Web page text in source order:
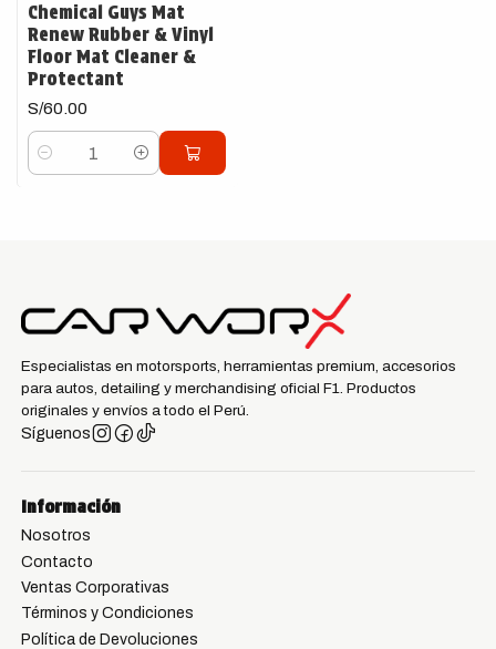
Chemical Guys Mat
Renew Rubber & Vinyl
Floor Mat Cleaner &
Protectant
S/60.00
Cantidad
Especialistas en motorsports, herramientas premium, accesorios
para autos, detailing y merchandising oficial F1. Productos
originales y envíos a todo el Perú.
Síguenos
Información
Nosotros
Contacto
Ventas Corporativas
Términos y Condiciones
Política de Devoluciones